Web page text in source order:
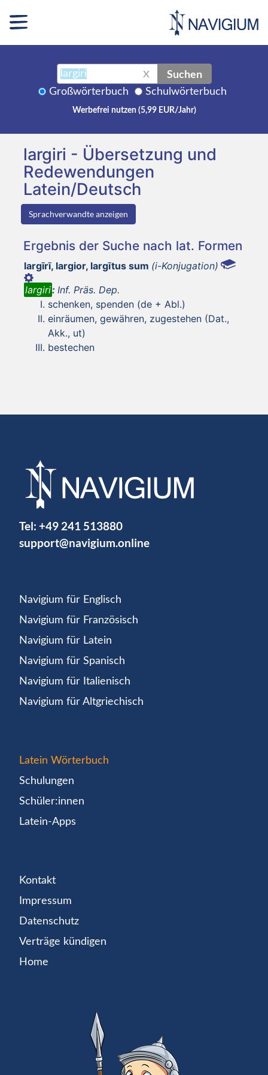
X Suchen
Großwörterbuch Schulwörterbuch
Werbefrei nutzen (5,99 EUR/Jahr)
largiri - Übersetzung und
Redewendungen
Latein/Deutsch
Sprachverwandte anzeigen
Ergebnis der Suche nach lat. Formen
largīrī, largior, largītus sum (i-Konjugation)
largiri: Inf. Präs. Dep.
schenken, spenden (de + Abl.)
einräumen, gewähren, zugestehen (Dat.,
Akk., ut)
bestechen
Tel: +49 241 513880
support@navigium.online
Navigium für Englisch
Navigium für Französisch
Navigium für Latein
Navigium für Spanisch
Navigium für Italienisch
Navigium für Altgriechisch
Latein Wörterbuch
Schulungen
Schüler:innen
Latein-Apps
Kontakt
Impressum
Datenschutz
Verträge kündigen
Home